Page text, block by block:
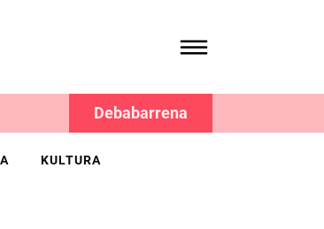
Debabarrena
KULTURA